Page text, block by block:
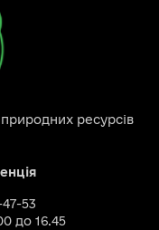
природних ресурсів
53
до 16.45